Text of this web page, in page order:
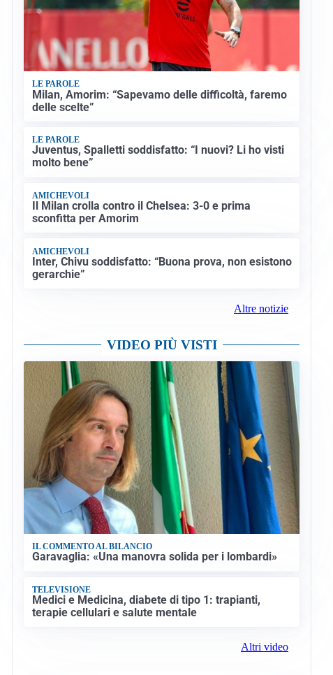
LE PAROLE
Milan, Amorim: “Sapevamo delle difficoltà, faremo
delle scelte”
LE PAROLE
Juventus, Spalletti soddisfatto: “I nuovi? Li ho visti
molto bene”
AMICHEVOLI
Il Milan crolla contro il Chelsea: 3-0 e prima
sconfitta per Amorim
AMICHEVOLI
Inter, Chivu soddisfatto: “Buona prova, non esistono
gerarchie”
Altre notizie
VIDEO PIÙ VISTI
IL COMMENTO AL BILANCIO
Garavaglia: «Una manovra solida per i lombardi»
TELEVISIONE
Medici e Medicina, diabete di tipo 1: trapianti,
terapie cellulari e salute mentale
Altri video